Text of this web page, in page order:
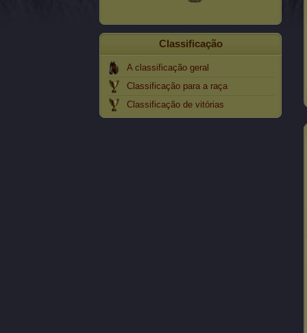
Classificação
A classificação geral
Classificação para a raça
Classificação de vitórias